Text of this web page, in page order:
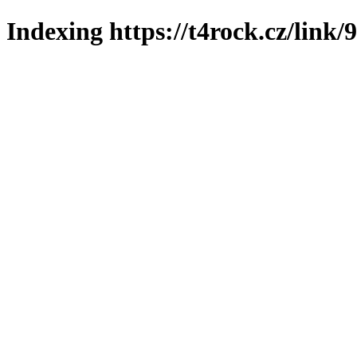
Indexing https://t4rock.cz/link/